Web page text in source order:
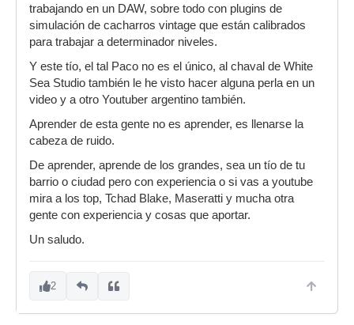
trabajando en un DAW, sobre todo con plugins de
simulación de cacharros vintage que están calibrados
para trabajar a determinador niveles.
Y este tío, el tal Paco no es el único, al chaval de White
Sea Studio también le he visto hacer alguna perla en un
video y a otro Youtuber argentino también.
Aprender de esta gente no es aprender, es llenarse la
cabeza de ruido.
De aprender, aprende de los grandes, sea un tío de tu
barrio o ciudad pero con experiencia o si vas a youtube
mira a los top, Tchad Blake, Maseratti y mucha otra
gente con experiencia y cosas que aportar.
Un saludo.
2